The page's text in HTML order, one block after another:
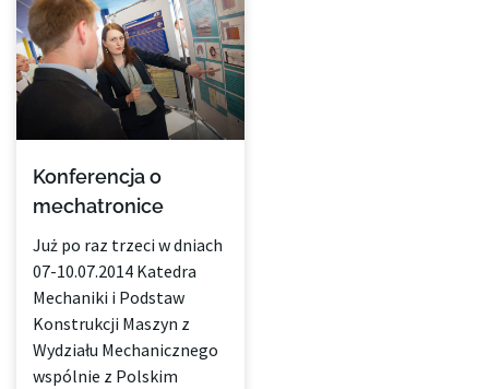
Konferencja o
mechatronice
Już po raz trzeci w dniach
07-10.07.2014 Katedra
Mechaniki i Podstaw
Konstrukcji Maszyn z
Wydziału Mechanicznego
wspólnie z Polskim